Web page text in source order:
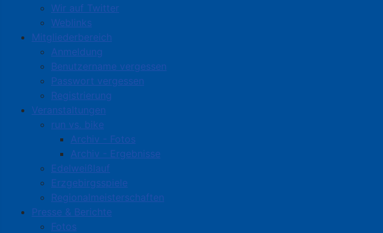
Wir auf Twitter
Weblinks
Mitgliederbereich
Anmeldung
Benutzername vergessen
Passwort vergessen
Registrierung
Veranstaltungen
run vs. bike
Archiv - Fotos
Archiv - Ergebnisse
Edelweißlauf
Erzgebirgsspiele
Regionalmeisterschaften
Presse & Berichte
Fotos